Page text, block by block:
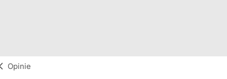
Opinie